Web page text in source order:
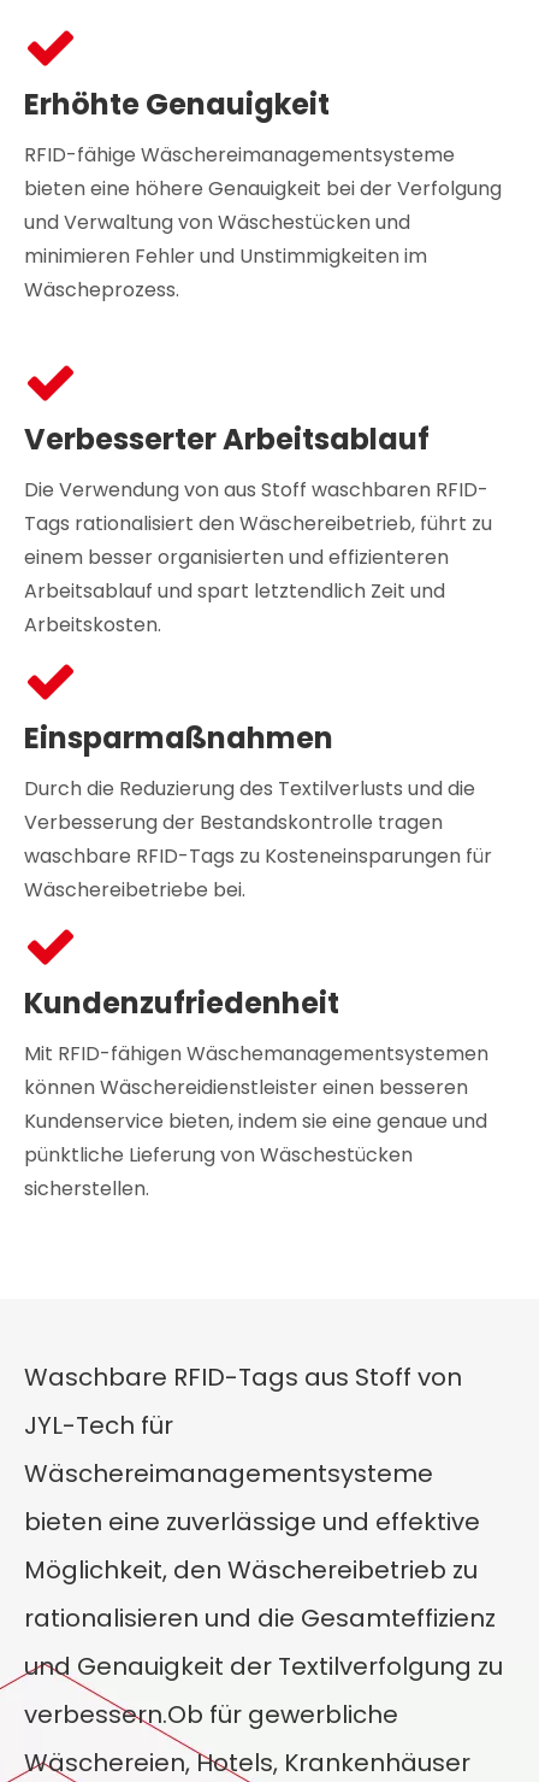
Erhöhte Genauigkeit
RFID-fähige Wäschereimanagementsysteme
bieten eine höhere Genauigkeit bei der Verfolgung
und Verwaltung von Wäschestücken und
minimieren Fehler und Unstimmigkeiten im
Wäscheprozess.
Verbesserter Arbeitsablauf
Die Verwendung von aus Stoff waschbaren RFID-
Tags rationalisiert den Wäschereibetrieb, führt zu
einem besser organisierten und effizienteren
Arbeitsablauf und spart letztendlich Zeit und
Arbeitskosten.
Einsparmaßnahmen
Durch die Reduzierung des Textilverlusts und die
Verbesserung der Bestandskontrolle tragen
waschbare RFID-Tags zu Kosteneinsparungen für
Wäschereibetriebe bei.
Kundenzufriedenheit
Mit RFID-fähigen Wäschemanagementsystemen
können Wäschereidienstleister einen besseren
Kundenservice bieten, indem sie eine genaue und
pünktliche Lieferung von Wäschestücken
sicherstellen.
Waschbare RFID-Tags aus Stoff von
JYL-Tech für
Wäschereimanagementsysteme
bieten eine zuverlässige und effektive
Möglichkeit, den Wäschereibetrieb zu
rationalisieren und die Gesamteffizienz
und Genauigkeit der Textilverfolgung zu
verbessern.Ob für gewerbliche
Wäschereien, Hotels, Krankenhäuser